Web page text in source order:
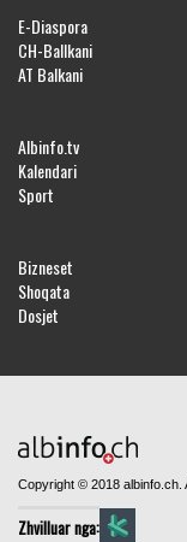
E-Diaspora
CH-Ballkani
AT Balkani
Albinfo.tv
Kalendari
Sport
Bizneset
Shoqata
Dosjet
Copyright © 2018 albinfo.ch.
Zhvilluar nga: